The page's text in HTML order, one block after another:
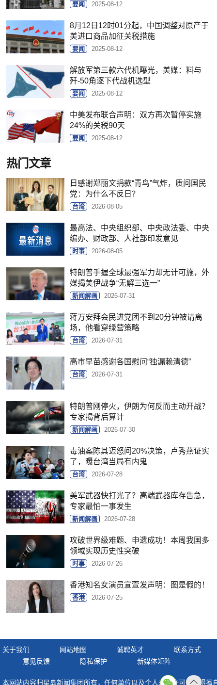
要闻 2025-08-12
8月12日12时01分起，中国调整对原产于
美进口商品加征关税措施
要闻 2025-08-12
解放军第三款六代机曝光，美媒：料与
歼-50角逐下代战机选型
要闻 2025-08-12
中美发布联合声明：双方再次暂停实施
24%的关税90天
要闻 2025-08-12
热门文章
日感谢郑丽文捐款“青鸟”气炸，质问国民
党：为什么不反日？
台湾 2026-08-05
最高法、中央组织部、中央政法委、中央
编办、财政部、人社部印发意见
时事 2026-08-05
特朗普手握全球最强军力却无计可施，外
媒揭美伊战争“无解三选一”
新闻解画 2026-07-31
蒋万安拜会民进党团不到20分钟被请离
场，他看穿绿营策略
台湾 2026-07-31
高市早苗感谢各国慰问“独漏赖清德”
台湾 2026-07-31
特朗普刚停火，伊朗为何反而主动开战？
专家揭背后算计
新闻解画 2026-07-30
毒油案陈其迈怒问20%决策，卢秀燕证实
了，曝台湾当局有内鬼
台湾 2026-07-28
美军武器快打光了？高端武器库存告急，
专家最怕一事发生
新闻解画 2026-07-28
攻破世界级难题、申遗成功！本周我国多
领域实现历史性突破
时事 2026-07-26
香港知名女演员宣萱发声明：图是假的！
香港 2026-07-25
关于我们 网站地图 诚聘英才
联系方式
意见反馈
隐私保护 新媒体矩阵
本网站内容归星岛新闻集团所有，任何单位以及个人未经许可，不得擅